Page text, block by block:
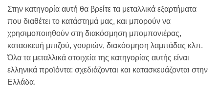
Στην κατηγορία αυτή θα βρείτε τα μεταλλικά εξαρτήματα
που διαθέτει το κατάστημά μας, και μπορούν να
χρησιμοποιηθούν στη διακόσμηση μπομπονιέρας,
κατασκευή μπιζού, γουριών, διακόσμηση λαμπάδας κλπ.
Όλα τα μεταλλικά στοιχεία της κατηγορίας αυτής είναι
ελληνικά προϊόντα: σχεδιάζονται και κατασκευάζονται στην
Ελλάδα.